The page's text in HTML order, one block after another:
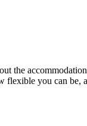
the
flexible you can be,